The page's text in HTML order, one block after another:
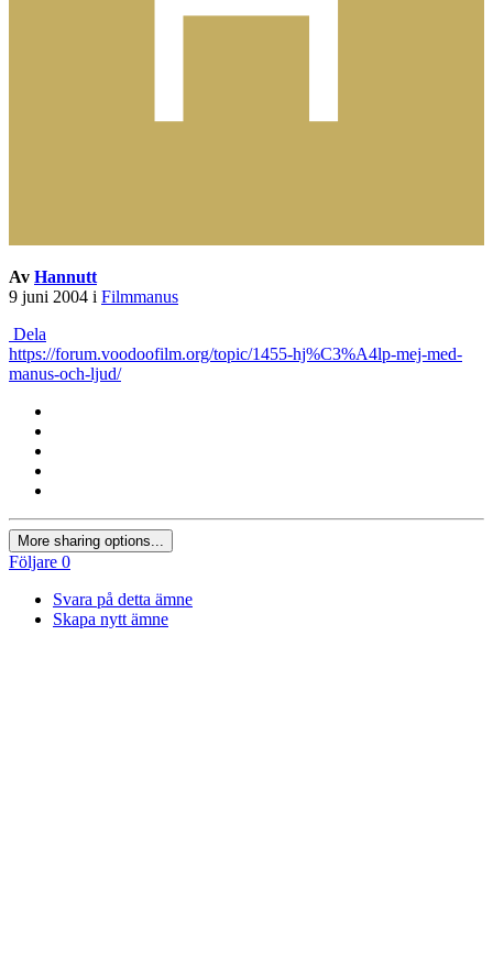
Av Hannutt
9 juni 2004 i Filmmanus
Dela
https://forum.voodoofilm.org/topic/1455-hj%C3%A4lp-mej-med-
manus-och-ljud/
More sharing options...
Följare 0
Svara på detta ämne
Skapa nytt ämne